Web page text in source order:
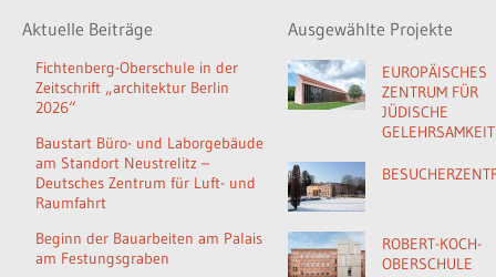
Aktuelle Beiträge
Fichtenberg-Oberschule in der
Zeitschrift „architektur Berlin
2026“
Baustart Büro- und Laborgebäude
am Standort Neustrelitz –
Deutsches Zentrum für Luft- und
Raumfahrt
Beginn der Bauarbeiten am Palais
am Festungsgraben
Ausgewählte Projekte
EUROPÄISCHES
ZENTRUM FÜR
JÜDISCHE
GELEHRSAMKEIT
ROBERT-KOCH-
OBERSCHULE